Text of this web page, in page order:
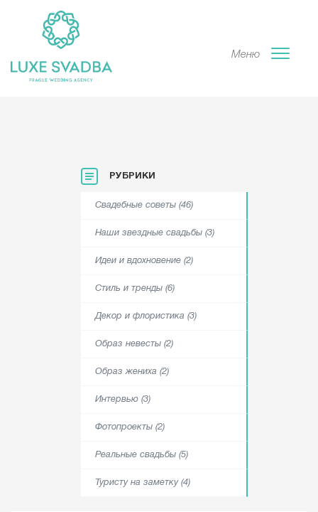
Меню
РУБРИКИ
Свадебные советы (46)
Наши звездные свадьбы (3)
Идеи и вдохновение (2)
Стиль и тренды (6)
Декор и флористика (3)
Образ невесты (2)
Образ жениха (2)
Интервью (3)
Фотопроекты (2)
Реальные свадьбы (5)
Туристу на заметку (4)